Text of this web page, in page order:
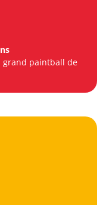
grand paintball de